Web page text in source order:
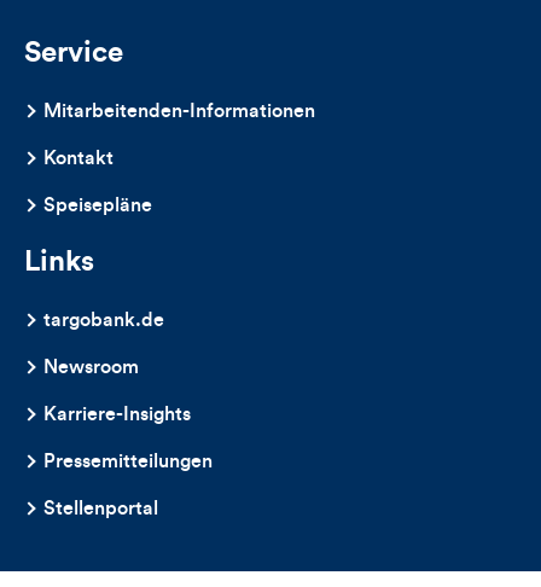
Service
Mitarbeitenden-Informationen
Kontakt
Speisepläne
Links
targobank.de
Newsroom
Karriere-Insights
Pressemitteilungen
Stellenportal